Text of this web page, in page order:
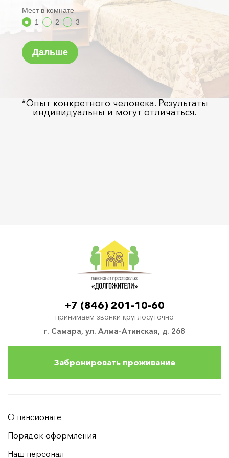
*Опыт конкретного человека. Результаты
индивидуальны и могут отличаться.
г. Самара, ул. Алма-Атинская, д. 268
+7 (846) 201-10-60
принимаем звонки круглосуточно
Забронировать проживание
О пансионате
Порядок оформления
Наш персонал